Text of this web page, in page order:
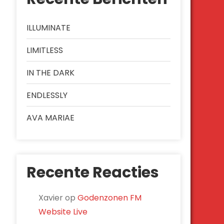
ILLUMINATE
LIMITLESS
IN THE DARK
ENDLESSLY
AVA MARIAE
Recente Reacties
XavieropGodenzonen FM
Website Live